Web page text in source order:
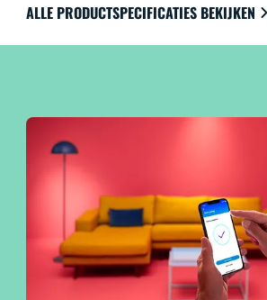
ALLE PRODUCTSPECIFICATIES BEKIJKEN